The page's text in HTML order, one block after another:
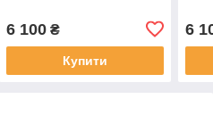
6 100₴
Купити
6